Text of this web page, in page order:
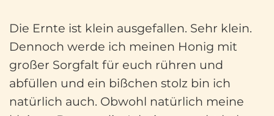
Die Ernte ist klein ausgefallen. Sehr klein.
Dennoch werde ich meinen Honig mit
großer Sorgfalt für euch rühren und
abfüllen und ein bißchen stolz bin ich
natürlich auch. Obwohl natürlich meine